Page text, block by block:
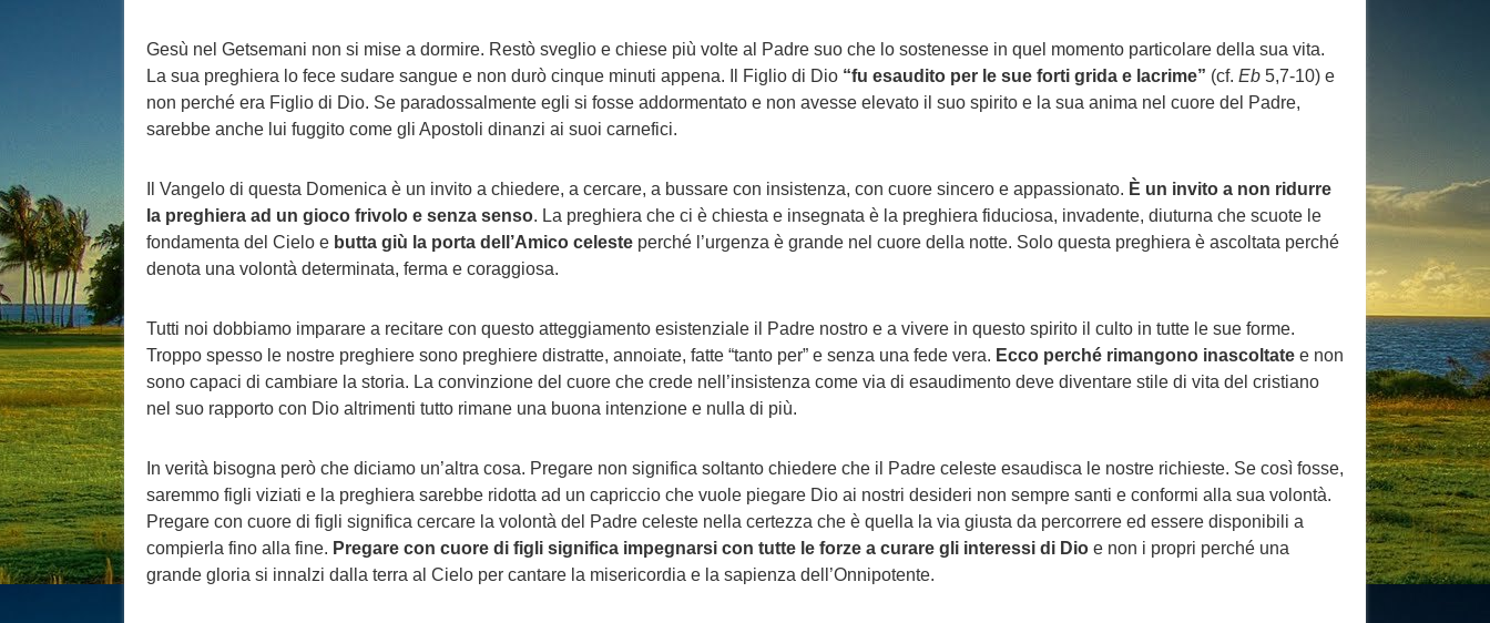
Gesù nel Getsemani non si mise a dormire. Restò sveglio e chiese più volte al Padre suo che lo sostenesse in quel momento particolare della sua vita.
La sua preghiera lo fece sudare sangue e non durò cinque minuti appena. Il Figlio di Dio “fu esaudito per le sue forti grida e lacrime” (cf. Eb 5,7-10) e
non perché era Figlio di Dio. Se paradossalmente egli si fosse addormentato e non avesse elevato il suo spirito e la sua anima nel cuore del Padre,
sarebbe anche lui fuggito come gli Apostoli dinanzi ai suoi carnefici.
Il Vangelo di questa Domenica è un invito a chiedere, a cercare, a bussare con insistenza, con cuore sincero e appassionato. È un invito a non ridurre
la preghiera ad un gioco frivolo e senza senso. La preghiera che ci è chiesta e insegnata è la preghiera fiduciosa, invadente, diuturna che scuote le
fondamenta del Cielo e butta giù la porta dell’Amico celeste perché l’urgenza è grande nel cuore della notte. Solo questa preghiera è ascoltata perché
denota una volontà determinata, ferma e coraggiosa.
Tutti noi dobbiamo imparare a recitare con questo atteggiamento esistenziale il Padre nostro e a vivere in questo spirito il culto in tutte le sue forme.
Troppo spesso le nostre preghiere sono preghiere distratte, annoiate, fatte “tanto per” e senza una fede vera. Ecco perché rimangono inascoltate e non
sono capaci di cambiare la storia. La convinzione del cuore che crede nell’insistenza come via di esaudimento deve diventare stile di vita del cristiano
nel suo rapporto con Dio altrimenti tutto rimane una buona intenzione e nulla di più.
In verità bisogna però che diciamo un’altra cosa. Pregare non significa soltanto chiedere che il Padre celeste esaudisca le nostre richieste. Se così fosse,
saremmo figli viziati e la preghiera sarebbe ridotta ad un capriccio che vuole piegare Dio ai nostri desideri non sempre santi e conformi alla sua volontà.
Pregare con cuore di figli significa cercare la volontà del Padre celeste nella certezza che è quella la via giusta da percorrere ed essere disponibili a
compierla fino alla fine. Pregare con cuore di figli significa impegnarsi con tutte le forze a curare gli interessi di Dio e non i propri perché una
grande gloria si innalzi dalla terra al Cielo per cantare la misericordia e la sapienza dell’Onnipotente.